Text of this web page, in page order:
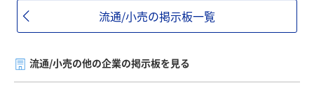
流通/小売の掲示板一覧
流通/小売の他の企業の掲示板を見る